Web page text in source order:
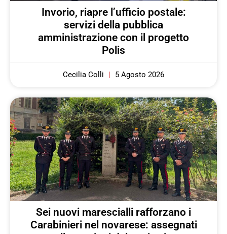
Invorio, riapre l’ufficio postale:
servizi della pubblica
amministrazione con il progetto
Polis
Cecilia Colli 5 Agosto 2026
Sei nuovi marescialli rafforzano i
Carabinieri nel novarese: assegnati